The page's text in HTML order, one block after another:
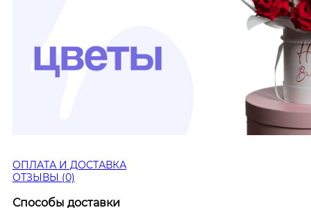
ОПЛАТА И ДОСТАВКА
ОТЗЫВЫ (0)
Способы доставки